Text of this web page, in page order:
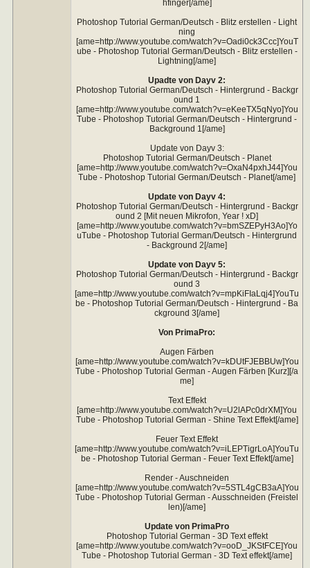
hfinger[/ame]
Photoshop Tutorial German/Deutsch - Blitz erstellen - Light
ning
[ame=http://www.youtube.com/watch?v=Oadi0ck3Ccc]YouT
ube - Photoshop Tutorial German/Deutsch - Blitz erstellen -
Lightning[/ame]
Upadte von Dayv 2:
Photoshop Tutorial German/Deutsch - Hintergrund - Backgr
ound 1
[ame=http://www.youtube.com/watch?v=eKeeTX5qNyo]You
Tube - Photoshop Tutorial German/Deutsch - Hintergrund -
Background 1[/ame]
Update von Dayv 3:
Photoshop Tutorial German/Deutsch - Planet
[ame=http://www.youtube.com/watch?v=OxaN4pxhJ44]You
Tube - Photoshop Tutorial German/Deutsch - Planet[/ame]
Update von Dayv 4:
Photoshop Tutorial German/Deutsch - Hintergrund - Backgr
ound 2 [Mit neuen Mikrofon, Year ! xD]
[ame=http://www.youtube.com/watch?v=bmSZEPyH3Ao]Yo
uTube - Photoshop Tutorial German/Deutsch - Hintergrund
- Background 2[/ame]
Update von Dayv 5:
Photoshop Tutorial German/Deutsch - Hintergrund - Backgr
ound 3
[ame=http://www.youtube.com/watch?v=mpKiFIaLqj4]YouTu
be - Photoshop Tutorial German/Deutsch - Hintergrund - Ba
ckground 3[/ame]
Von PrimaPro:
Augen Färben
[ame=http://www.youtube.com/watch?v=kDUtFJEBBUw]You
Tube - Photoshop Tutorial German - Augen Färben [Kurz][/a
me]
Text Effekt
[ame=http://www.youtube.com/watch?v=U2lAPc0drXM]You
Tube - Photoshop Tutorial German - Shine Text Effekt[/ame]
Feuer Text Effekt
[ame=http://www.youtube.com/watch?v=iLEPTigrLoA]YouTu
be - Photoshop Tutorial German - Feuer Text Effekt[/ame]
Render - Auschneiden
[ame=http://www.youtube.com/watch?v=5STL4gCB3aA]You
Tube - Photoshop Tutorial German - Ausschneiden (Freistel
len)[/ame]
Update von PrimaPro
Photoshop Tutorial German - 3D Text effekt
[ame=http://www.youtube.com/watch?v=ooD_JKStFCE]You
Tube - Photoshop Tutorial German - 3D Text effekt[/ame]